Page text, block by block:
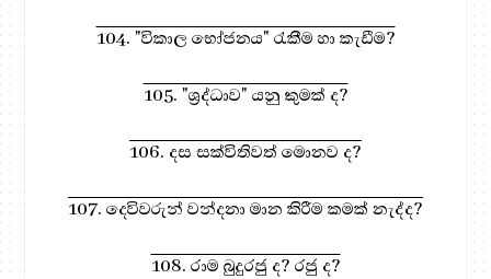
104. "විකාල භෝජනය" රැකීම හා කැඩීම?
105. "ශ්‍රද්ධාව" යනු කුමක් ද?
106. දස සක්විතිවත් මොනව ද?
107. දෙවිවරුන් වන්දනා මාන කිරීම කමක් නැද්ද?
108. රාම බුදුරජු ද? රජු ද?